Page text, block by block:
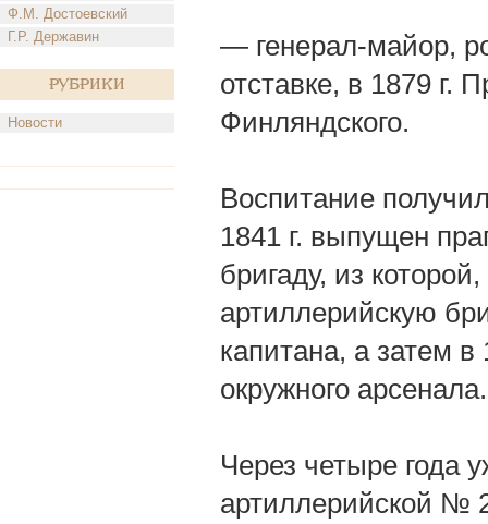
Ф.М. Достоевский
Г.Р. Державин
Рубрики
Новости
— генерал-майор,
отставке, в 1879 г.
Финляндского.
Воспитание
1841 г. выпущен
бригаду, из
артиллерийскую
капитана, а затем
окружного арсенала.
Через четыре года
артиллерийской №